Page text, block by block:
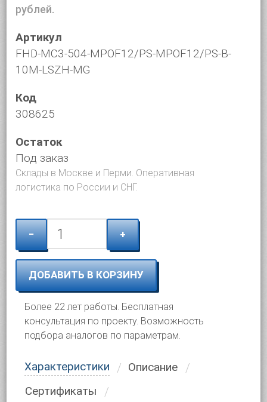
рублей.
Артикул
FHD-MC3-504-MPOF12/PS-MPOF12/PS-B-
10M-LSZH-MG
Код
308625
Остаток
Под заказ
Склады в Москве и Перми. Оперативная
логистика по России и СНГ.
− +
ДОБАВИТЬ В КОРЗИНУ
Более 22 лет работы. Бесплатная
консультация по проекту. Возможность
подбора аналогов по параметрам.
Характеристики
Описание
Сертификаты